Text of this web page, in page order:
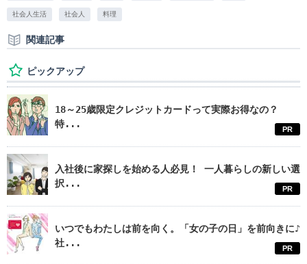
社会人生活 社会人 料理
関連記事
ピックアップ
18～25歳限定クレジットカードって実際お得なの？
特...
PR
入社後に家探しを始める人必見！ 一人暮らしの新しい選
択...
PR
いつでもわたしは前を向く。「女の子の日」を前向きに♪
社...
PR